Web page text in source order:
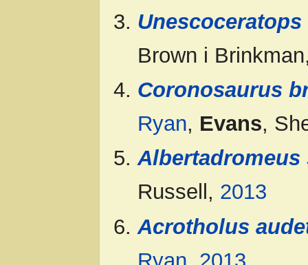
Brown i
Coronosaurus
Ryan, Evans,
Albertadromeus
Russell, 2013
Acrotholus
Ryan, 2013